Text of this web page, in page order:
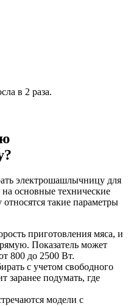
в 2 раза.
электрошашлычницу для
основные технические
такие параметры
приготовления мяса, и
Показатель может
800 до 2500 Вт.
с учетом свободного
заранее подумать, где
модели с